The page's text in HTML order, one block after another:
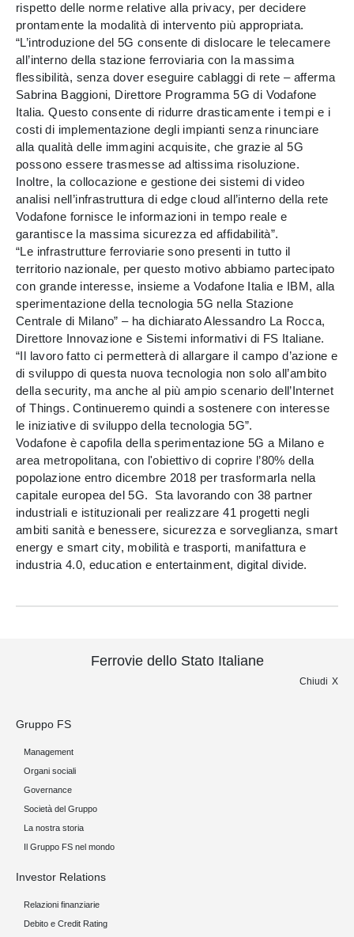
rispetto delle norme relative alla privacy, per decidere
prontamente la modalità di intervento più appropriata.
“L’introduzione del 5G consente di dislocare le telecamere
all’interno della stazione ferroviaria con la massima
flessibilità, senza dover eseguire cablaggi di rete – afferma
Sabrina Baggioni, Direttore Programma 5G di Vodafone
Italia. Questo consente di ridurre drasticamente i tempi e i
costi di implementazione degli impianti senza rinunciare
alla qualità delle immagini acquisite, che grazie al 5G
possono essere trasmesse ad altissima risoluzione.
Inoltre, la collocazione e gestione dei sistemi di video
analisi nell’infrastruttura di edge cloud all’interno della rete
Vodafone fornisce le informazioni in tempo reale e
garantisce la massima sicurezza ed affidabilità”.
“Le infrastrutture ferroviarie sono presenti in tutto il
territorio nazionale, per questo motivo abbiamo partecipato
con grande interesse, insieme a Vodafone Italia e IBM, alla
sperimentazione della tecnologia 5G nella Stazione
Centrale di Milano” – ha dichiarato Alessandro La Rocca,
Direttore Innovazione e Sistemi informativi di FS Italiane.
“Il lavoro fatto ci permetterà di allargare il campo d’azione e
di sviluppo di questa nuova tecnologia non solo all’ambito
della security, ma anche al più ampio scenario dell’Internet
of Things. Continueremo quindi a sostenere con interesse
le iniziative di sviluppo della tecnologia 5G”.
Vodafone è capofila della sperimentazione 5G a Milano e
area metropolitana, con l'obiettivo di coprire l’80% della
popolazione entro dicembre 2018 per trasformarla nella
capitale europea del 5G. Sta lavorando con 38 partner
industriali e istituzionali per realizzare 41 progetti negli
ambiti sanità e benessere, sicurezza e sorveglianza, smart
energy e smart city, mobilità e trasporti, manifattura e
industria 4.0, education e entertainment, digital divide.
Ferrovie dello Stato Italiane
Chiudi
Gruppo FS
Management
Organi sociali
Governance
Società del Gruppo
La nostra storia
Il Gruppo FS nel mondo
Investor Relations
Relazioni finanziarie
Debito e Credit Rating